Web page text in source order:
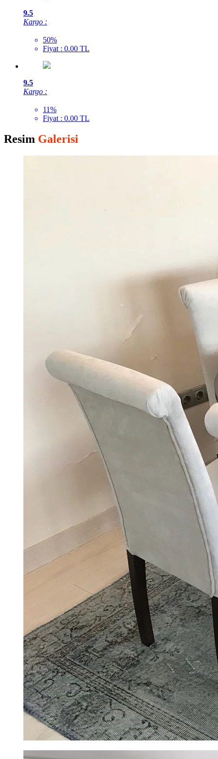
9.5
Kargo :
50%
Fiyat : 0.00 TL
9.5
Kargo :
11%
Fiyat : 0.00 TL
Resim Galerisi